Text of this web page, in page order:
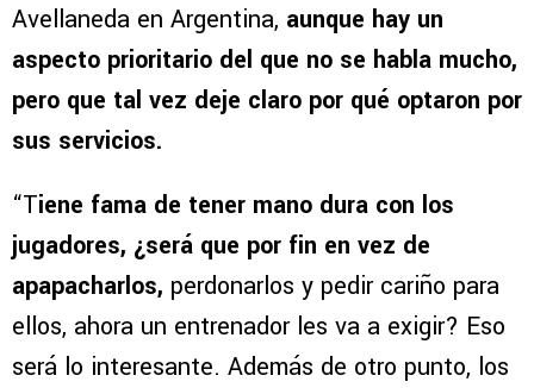
Avellaneda en Argentina, aunque hay un
aspecto prioritario del que no se habla mucho,
pero que tal vez deje claro por qué optaron por
sus servicios.
“Tiene fama de tener mano dura con los
jugadores, ¿será que por fin en vez de
apapacharlos, perdonarlos y pedir cariño para
ellos, ahora un entrenador les va a exigir? Eso
será lo interesante. Además de otro punto, los